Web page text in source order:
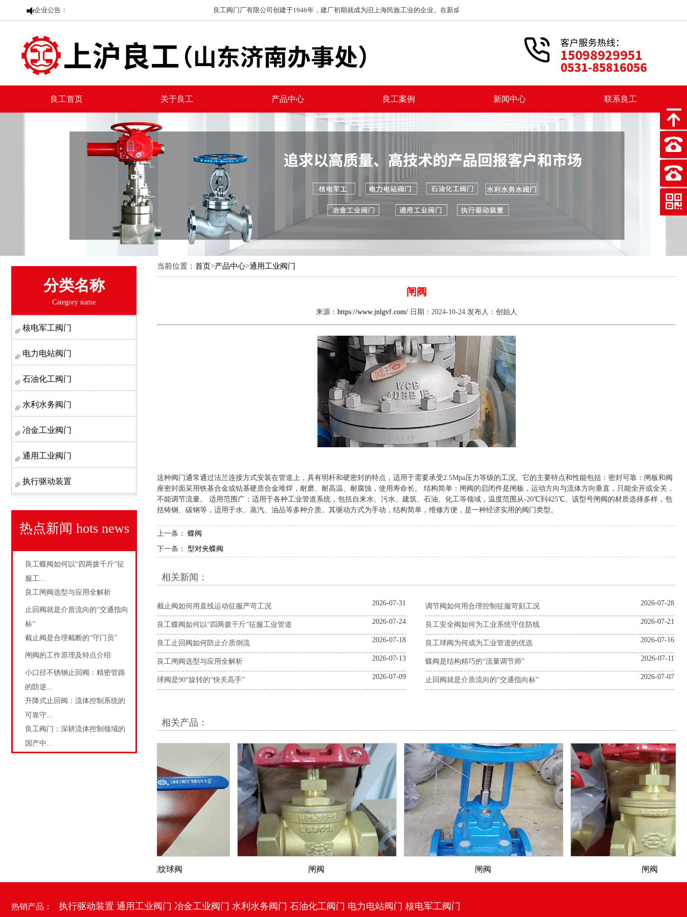
企业公告： 良工阀门厂有限公司创建于1946年，建厂初期就成为旧上海民族工业的企业。在新成立以后，上海良工阀门厂积出彩投身我国社会主义建设
良工首页 关于良工 产品中心 良工案例 新闻中心 联系良工
分类名称
Category name
核电军工阀门
电力电站阀门
石油化工阀门
水利水务阀门
冶金工业阀门
通用工业阀门
执行驱动装置
热点新闻 hots news
良工蝶阀如何以“四两拨千斤”征
服工...
良工闸阀选型与应用全解析
止回阀就是介质流向的“交通指向
标”
截止阀是合理截断的“守门员”
闸阀的工作原理及特点介绍
小口径不锈钢止回阀：精密管路
的防逆...
升降式止回阀：流体控制系统的
可靠守...
良工阀门：深耕流体控制领域的
国产中...
当前位置： 首页>产品中心>通用工业阀门
闸阀
来源： https://www.jnlgvf.com/日期：2024-10-24 发布人：创始人
这种阀门通常通过法兰连接方式安装在管道上，具有明杆和硬密封的特点，适用于需要承受2.5Mpa压力等级的工况‌。它的主要特点和性能包括：密封可靠‌：闸板和阀
座密封面采用铁基合金或钴基硬质合金堆焊，耐磨、耐高温、耐腐蚀，使用寿命长‌。 ‌结构简单‌：闸阀的启闭件是闸板，运动方向与流体方向垂直，只能全开或全关，
不能调节流量‌。 ‌适用范围广‌：适用于各种工业管道系统，包括自来水、污水、建筑、石油、化工等领域，温度范围从-20℃到425℃‌。该型号闸阀的材质选择多样，包
括铸钢、碳钢等，适用于水、蒸汽、油品等多种介质。其驱动方式为手动，结构简单，维修方便，是一种经济实用的阀门类型‌。
上一条： 蝶阀
下一条： 型对夹蝶阀
相关新闻：
截止阀如何用直线运动征服严苛工况 2026-07-31 调节阀如何用合理控制征服苛刻工况 2026-07-28
良工蝶阀如何以“四两拨千斤”征服工业管道 2026-07-24 良工安全阀如何为工业系统守住防线 2026-07-21
良工止回阀如何防止介质倒流 2026-07-18 良工球阀为何成为工业管道的优选 2026-07-16
良工闸阀选型与应用全解析 2026-07-13 蝶阀是结构精巧的“流量调节师” 2026-07-11
球阀是90°旋转的“快关高手” 2026-07-09 止回阀就是介质流向的“交通指向标” 2026-07-07
相关产品：
二片式内螺纹球阀 闸阀 闸阀 闸阀
热销产品： 执行驱动装置 通用工业阀门 冶金工业阀门 水利水务阀门 石油化工阀门 电力电站阀门 核电军工阀门